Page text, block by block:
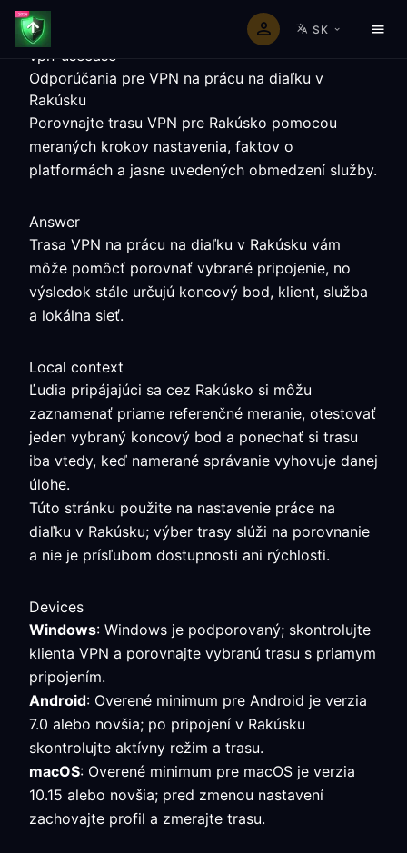
SK
vpn-usecase
Odporúčania pre VPN na prácu na diaľku v
Rakúsku
Porovnajte trasu VPN pre Rakúsko pomocou
meraných krokov nastavenia, faktov o
platformách a jasne uvedených obmedzení služby.
Answer
Trasa VPN na prácu na diaľku v Rakúsku vám
môže pomôcť porovnať vybrané pripojenie, no
výsledok stále určujú koncový bod, klient, služba
a lokálna sieť.
Local context
Ľudia pripájajúci sa cez Rakúsko si môžu
zaznamenať priame referenčné meranie, otestovať
jeden vybraný koncový bod a ponechať si trasu
iba vtedy, keď namerané správanie vyhovuje danej
úlohe.
Túto stránku použite na nastavenie práce na
diaľku v Rakúsku; výber trasy slúži na porovnanie
a nie je prísľubom dostupnosti ani rýchlosti.
Devices
Windows: Windows je podporovaný; skontrolujte
klienta VPN a porovnajte vybranú trasu s priamym
pripojením.
Android: Overené minimum pre Android je verzia
7.0 alebo novšia; po pripojení v Rakúsku
skontrolujte aktívny režim a trasu.
macOS: Overené minimum pre macOS je verzia
10.15 alebo novšia; pred zmenou nastavení
zachovajte profil a zmerajte trasu.